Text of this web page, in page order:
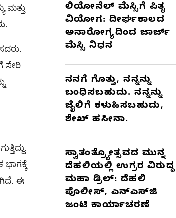
ಮತ್ತು
ಸೇರಿ
ಈ
ಲಿಯೋನೆಲ್ ಮೆಸ್ಸಿಗೆ ಪಿತೃ
ವಿಯೋಗ: ದೀರ್ಘಕಾಲದ
ಅನಾರೋಗ್ಯದಿಂದ ಜಾರ್ಜ್
ಮೆಸ್ಸಿ ನಿಧನ
ನನಗೆ ಗೊತ್ತು, ನನ್ನನ್ನು
ಬಂಧಿಸಬಹುದು. ನನ್ನನ್ನು
ಜೈಲಿಗೆ ಕಳುಹಿಸಬಹುದು,
ಶೇಖ್ ಹಸೀನಾ.
ಸ್ವಾತಂತ್ರ್ಯೋತ್ಸವದ ಮುನ್ನ
ದೆಹಲಿಯಲ್ಲಿ ಉಗ್ರರ ವಿರುದ್ಧ
ಮಹಾ ಡ್ರಿಲ್: ದೆಹಲಿ
ಪೊಲೀಸ್, ಎನ್‌ಎಸ್‌ಜಿ
ಜಂಟಿ ಕಾರ್ಯಾಚರಣೆ